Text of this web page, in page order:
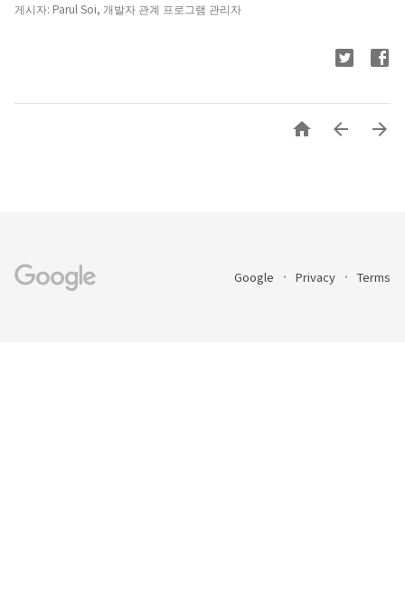
게시자: Parul Soi, 개발자 관계 프로그램 관리자
  
Google Privacy Terms